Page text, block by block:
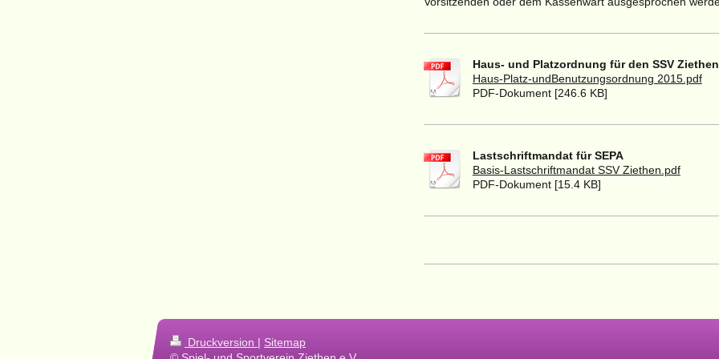
Haus- und Platzordnung für den SSV Ziethen
Haus-Platz-undBenutzungsordnung 2015.pdf
PDF-Dokument [246.6 KB]
Lastschriftmandat für SEPA
Basis-Lastschriftmandat SSV Ziethen.pdf
PDF-Dokument [15.4 KB]
Druckversion | Sitemap